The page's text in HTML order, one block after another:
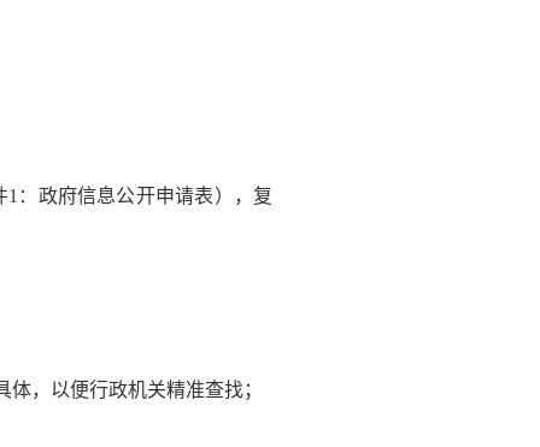
：政府信息公开申请表），复
，以便行政机关精准查找；